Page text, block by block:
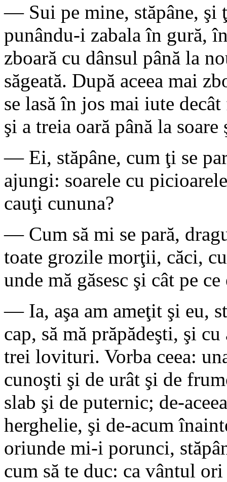
— Sui pe mine, stăpâne,
punându-i zabala în gură,
zboară cu dânsul până la
săgeată. După aceea mai
se lasă în jos mai iute
şi a treia oară până la
— Ei, stăpâne, cum ţi se
ajungi: soarele cu
cauţi cununa?
— Cum să mi se pară,
toate grozile morţii, căci,
unde mă găsesc şi cât pe
— Ia, aşa am ameţit şi eu,
cap, să mă prăpădeşti, şi
trei lovituri. Vorba ceea:
cunoşti şi de urât şi de
slab şi de puternic; de-
herghelie, şi de-acum
oriunde mi-i porunci,
cum să te duc: ca vântul